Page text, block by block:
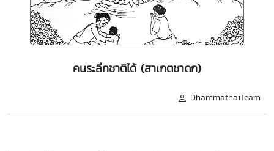
คนระลึกชาติได้ (สาเกตชาดก)
DhammathaiTeam